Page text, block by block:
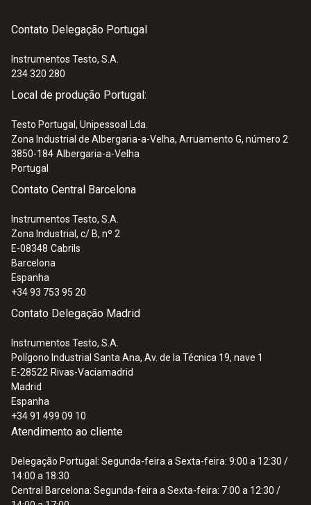
Contato Delegação Portugal
Instrumentos Testo, S.A.
234 320 280
Local de produção Portugal:
Testo Portugal, Unipessoal Lda.
Zona Industrial de Albergaria-a-Velha, Arruamento G, número 2
3850-184 Albergaria-a-Velha
Portugal
Contato Central Barcelona
Instrumentos Testo, S.A.
Zona Industrial, c/ B, nº 2
E-08348 Cabrils
Barcelona
Espanha
+34 93 753 95 20
Contato Delegação Madrid
Instrumentos Testo, S.A.
Polígono Industrial Santa Ana, Av. de la Técnica 19, nave 1
E-28522 Rivas-Vaciamadrid
Madrid
Espanha
+34 91 499 09 10
Atendimento ao cliente
Delegação Portugal: Segunda-feira a Sexta-feira: 9:00 a 12:30 /
14:00 a 18:30
Central Barcelona: Segunda-feira a Sexta-feira: 7:00 a 12:30 /